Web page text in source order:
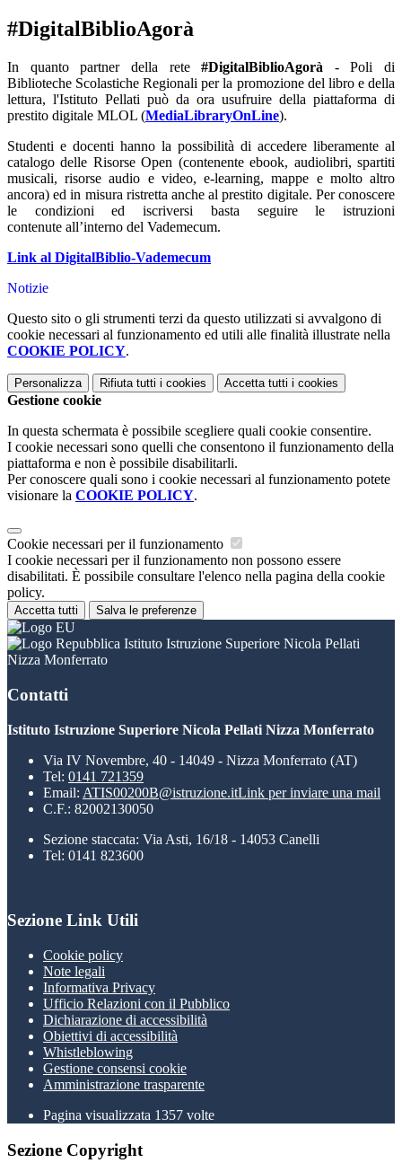
#DigitalBiblioAgorà
In quanto partner della rete#DigitalBiblioAgorà - Poli di
Biblioteche Scolastiche Regionali per la promozione del libro e della
lettura, l'Istituto Pellati può da ora usufruire della piattaforma di
prestito digitale MLOL (MediaLibraryOnLine).
Studenti e docenti hanno la possibilità di accedere liberamente al
catalogo delle Risorse Open (contenente ebook, audiolibri, spartiti
musicali, risorse audio e video, e-learning, mappe e molto altro
ancora) ed in misura ristretta anche al prestito digitale. Per conoscere
le condizioni ed iscriversi basta seguire le istruzioni
contenute all’interno del Vademecum.
Link al DigitalBiblio-Vademecum
Notizie
Questo sito o gli strumenti terzi da questo utilizzati si avvalgono di
cookie necessari al funzionamento ed utili alle finalità illustrate nella
COOKIE POLICY.
Personalizza Rifiuta tutti i cookies Accetta tutti i cookies
Gestione cookie
In questa schermata è possibile scegliere quali cookie consentire.
I cookie necessari sono quelli che consentono il funzionamento della
piattaforma e non è possibile disabilitarli.
Per conoscere quali sono i cookie necessari al funzionamento potete
visionare la COOKIE POLICY.
Cookie necessari per il funzionamento
I cookie necessari per il funzionamento non possono essere
disabilitati. È possibile consultare l'elenco nella pagina della cookie
policy.
Accetta tutti Salva le preferenze
Istituto Istruzione Superiore Nicola Pellati
Nizza Monferrato
Contatti
Istituto Istruzione Superiore Nicola Pellati Nizza Monferrato
Via IV Novembre, 40 - 14049 - Nizza Monferrato (AT)
Tel: 0141 721359
Email: ATIS00200B@istruzione.itLink per inviare una mail
C.F.: 82002130050
Sezione staccata: Via Asti, 16/18 - 14053 Canelli
Tel: 0141 823600
Sezione Link Utili
Cookie policy
Note legali
Informativa Privacy
Ufficio Relazioni con il Pubblico
Dichiarazione di accessibilità
Obiettivi di accessibilità
Whistleblowing
Gestione consensi cookie
Amministrazione trasparente
Pagina visualizzata 1357 volte
Sezione Copyright